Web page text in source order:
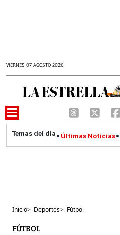
VIERNES 07 AGOSTO 2026
Últimas Noticias
Inicio> Deportes> Fútbol
FÚTBOL